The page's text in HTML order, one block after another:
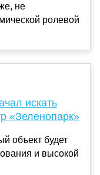
не
ролевой
искать
«Зеленопарк»
объект будет
и высокой